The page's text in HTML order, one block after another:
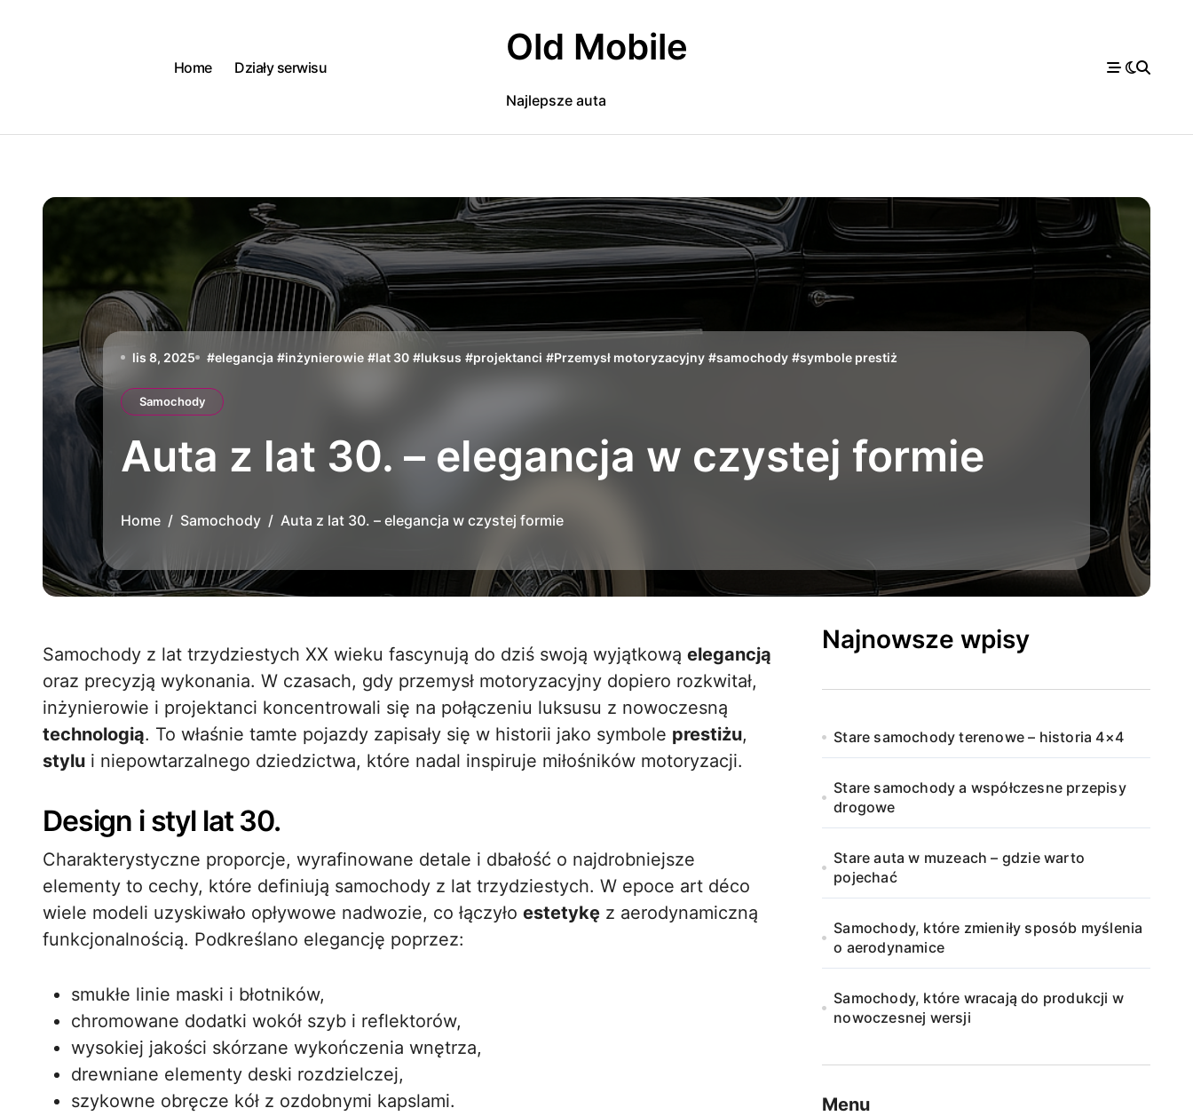
Home
Działy serwisu Old Mobile
Najlepsze auta
lis 8, 2025 #elegancja #inżynierowie #lat 30 #luksus #projektanci #Przemysł motoryzacyjny #samochody #symbole prestiż
Samochody
Auta z lat 30. – elegancja w czystej formie
Home Samochody Auta z lat 30. – elegancja w czystej formie
Samochody z lat trzydziestych XX wieku fascynują do dziś swoją wyjątkową elegancją
oraz precyzją wykonania. W czasach, gdy przemysł motoryzacyjny dopiero rozkwitał,
inżynierowie i projektanci koncentrowali się na połączeniu luksusu z nowoczesną
technologią. To właśnie tamte pojazdy zapisały się w historii jako symbole prestiżu,
stylu i niepowtarzalnego dziedzictwa, które nadal inspiruje miłośników motoryzacji.
Design i styl lat 30.
Charakterystyczne proporcje, wyrafinowane detale i dbałość o najdrobniejsze
elementy to cechy, które definiują samochody z lat trzydziestych. W epoce art déco
wiele modeli uzyskiwało opływowe nadwozie, co łączyło estetykę z aerodynamiczną
funkcjonalnością. Podkreślano elegancję poprzez:
smukłe linie maski i błotników,
chromowane dodatki wokół szyb i reflektorów,
wysokiej jakości skórzane wykończenia wnętrza,
drewniane elementy deski rozdzielczej,
szykowne obręcze kół z ozdobnymi kapslami.
Najnowsze wpisy
Stare samochody terenowe – historia 4×4
Stare samochody a współczesne przepisy
drogowe
Stare auta w muzeach – gdzie warto
pojechać
Samochody, które zmieniły sposób myślenia
o aerodynamice
Samochody, które wracają do produkcji w
nowoczesnej wersji
Menu